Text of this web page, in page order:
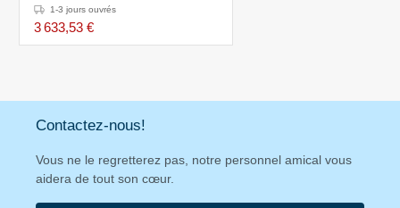
Tank - 600x695x1280(h)mm
1-3 jours ouvrés
3 633,53 €
Contactez-nous!
Vous ne le regretterez pas, notre personnel amical vous
aidera de tout son cœur.